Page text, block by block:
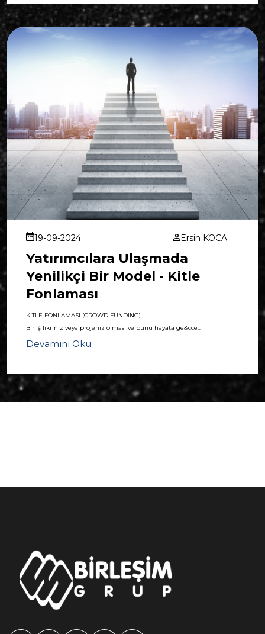
19-09-2024 Ersin KOCA
Yatırımcılara Ulaşmada
Yenilikçi Bir Model - Kitle
Fonlaması
KİTLE FONLAMASI (CROWD FUNDING)
Bir iş fikriniz veya projeniz olması ve bunu hayata ge&cce...
Devamını Oku